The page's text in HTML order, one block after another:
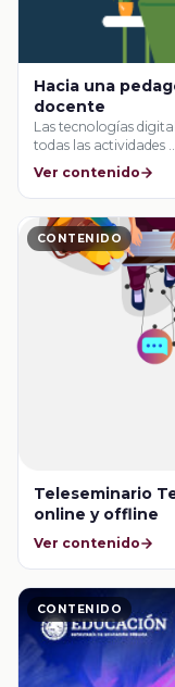
Hacia una
docente
Las tecnologías
todas las actividades
Ver contenido
CONTENIDO
Teleseminario
online y offline
Ver contenido
CONTENIDO